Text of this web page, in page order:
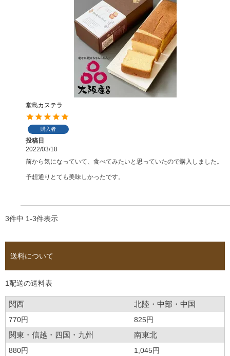
堂島カステラ
購入者
投稿日
2022/03/18
前から気になっていて、食べてみたいと思っていたので購入しました。
予想通りとても美味しかったです。
3件中 1-3件表示
送料について
1配送の送料表
関西 北陸・中部・中国
770円 825円
関東・信越・四国・九州 南東北
880円 1,045円